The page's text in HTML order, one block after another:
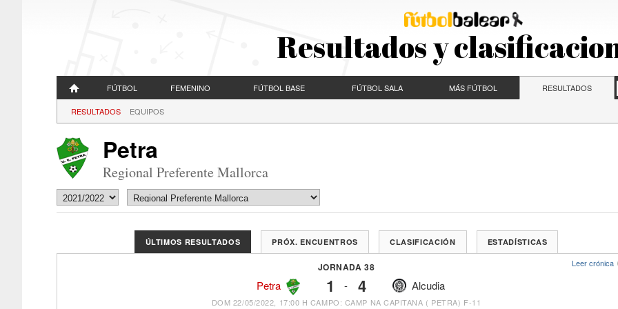
Resultados y
FÚTBOL FEMENINO FÚTBOL BASE FÚTBOL SALA MÁS FÚTBOL RESULTADOS
RESULTADOS EQUIPOS
Petra
Regional Preferente Mallorca
ÚLTIMOS RESULTADOS PRÓX. ENCUENTROS CLASIFICACIÓN ESTADÍSTICAS
JORNADA 38
Petra 1 - Alcudia
4
DOM 22/05/2022, 17:00 H CAMPO: CAMP NA CAPITANA ( PETRA) F-11
Leer crónica